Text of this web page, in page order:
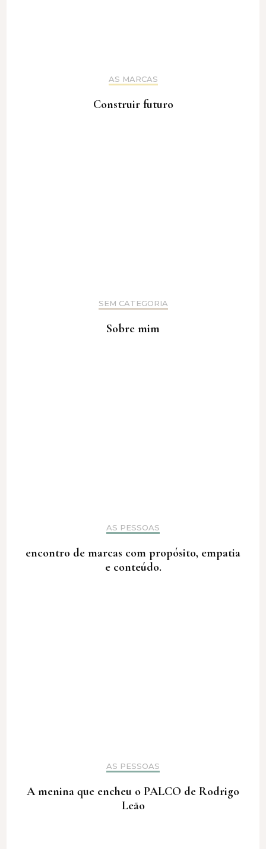
AS MARCAS
Construir futuro
SEM CATEGORIA
Sobre mim
AS PESSOAS
encontro de marcas com propósito, empatia
e conteúdo.
AS PESSOAS
A menina que encheu o PALCO de Rodrigo
Leão